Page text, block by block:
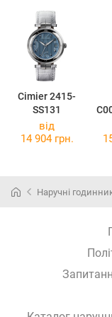
Cimier 2415-
SS131
від
14 904 грн.
Наручні